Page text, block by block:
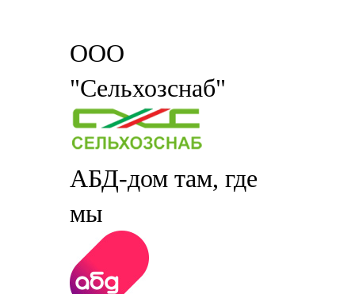
ООО
"Сельхозснаб"
АБД-дом там, где
мы